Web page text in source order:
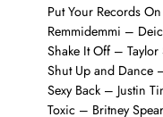
Put Your Records
Remmidemmi –
Shake It Off – Taylor
Shut Up and Dance
Sexy Back – Justin
Toxic – Britney